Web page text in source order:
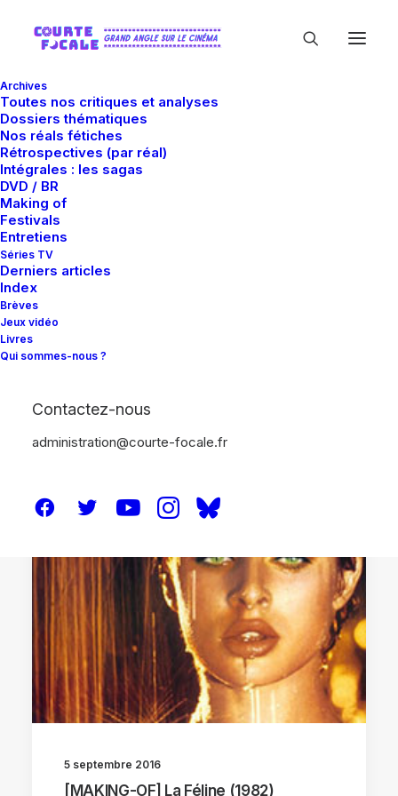
Archives
Toutes nos critiques et analyses
Dossiers thématiques
Nos réals fétiches
Rétrospectives (par réal)
Intégrales : les sagas
DVD / BR
Making of
Festivals
Entretiens
Séries TV
Derniers articles
Index
Brèves
Jeux vidéo
Livres
Qui sommes-nous ?
Contactez-nous
administration@courte-focale.fr
Ferdinando Scarfiotti
5 septembre 2016
[MAKING-OF] La Féline (1982)